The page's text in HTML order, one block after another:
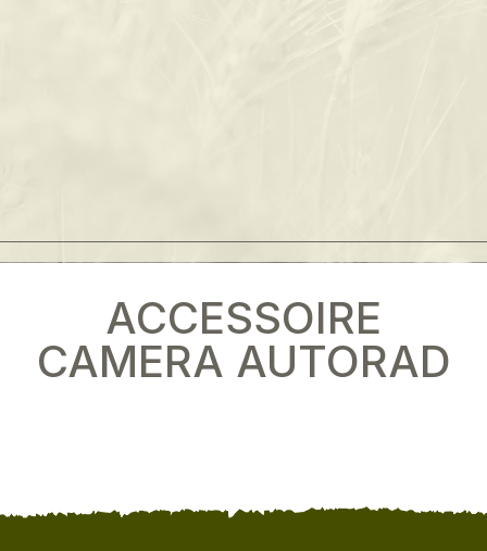
ACCESSOIRE
CAMERA AUTORAD